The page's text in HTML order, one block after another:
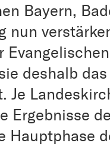
Bayern,
nun
deshalb
Je
Ergebnisse
Hauptphase